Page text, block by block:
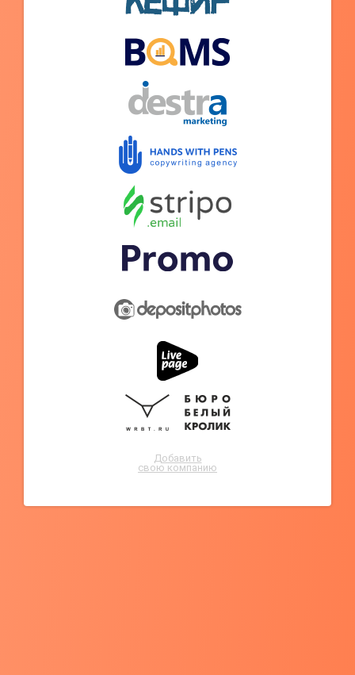
Добавить
свою компанию